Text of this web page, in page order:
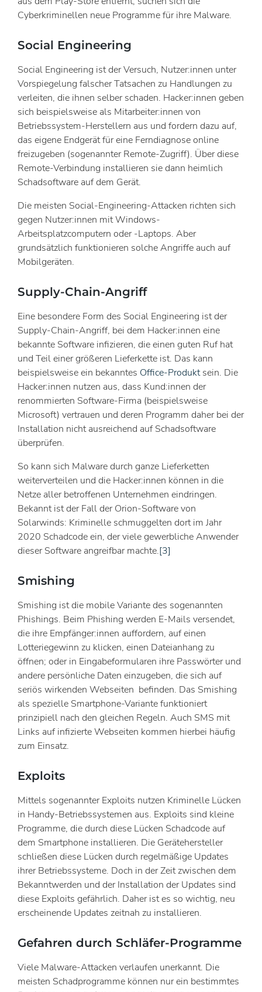
Cyberkriminellen neue Programme für ihre Malware.
Social Engineering
Social Engineering ist der Versuch, Nutzer:innen unter
Vorspiegelung falscher Tatsachen zu Handlungen zu
verleiten, die ihnen selber schaden. Hacker:innen geben
sich beispielsweise als Mitarbeiter:innen von
Betriebssystem-Herstellern aus und fordern dazu auf,
das eigene Endgerät für eine Ferndiagnose online
freizugeben (sogenannter Remote-Zugriff). Über diese
Remote-Verbindung installieren sie dann heimlich
Schadsoftware auf dem Gerät.
Die meisten Social-Engineering-Attacken richten sich
gegen Nutzer:innen mit Windows-
Arbeitsplatzcomputern oder -Laptops. Aber
grundsätzlich funktionieren solche Angriffe auch auf
Mobilgeräten.
Supply-Chain-Angriff
Eine besondere Form des Social Engineering ist der
Supply-Chain-Angriff, bei dem Hacker:innen eine
bekannte Software infizieren, die einen guten Ruf hat
und Teil einer größeren Lieferkette ist. Das kann
beispielsweise ein bekanntes Office-Produktsein. Die
Hacker:innen nutzen aus, dass Kund:innen der
renommierten Software-Firma (beispielsweise
Microsoft) vertrauen und deren Programm daher bei der
Installation nicht ausreichend auf Schadsoftware
überprüfen.
So kann sich Malware durch ganze Lieferketten
weiterverteilen und die Hacker:innen können in die
Netze aller betroffenen Unternehmen eindringen.
Bekannt ist der Fall der Orion-Software von
Solarwinds: Kriminelle schmuggelten dort im Jahr
2020 Schadcode ein, der viele gewerbliche Anwender
dieser Software angreifbar machte.[3]
Smishing
Smishing ist die mobile Variante des sogenannten
Phishings. Beim Phishing werden E-Mails versendet,
die ihre Empfänger:innen auffordern, auf einen
Lotteriegewinn zu klicken, einen Dateianhang zu
öffnen; oder in Eingabeformularen ihre Passwörter und
andere persönliche Daten einzugeben, die sich auf
seriös wirkenden Webseiten befinden. Das Smishing
als spezielle Smartphone-Variante funktioniert
prinzipiell nach den gleichen Regeln. Auch SMS mit
Links auf infizierte Webseiten kommen hierbei häufig
zum Einsatz.
Exploits
Mittels sogenannter Exploits nutzen Kriminelle Lücken
in Handy-Betriebssystemen aus. Exploits sind kleine
Programme, die durch diese Lücken Schadcode auf
dem Smartphone installieren. Die Gerätehersteller
schließen diese Lücken durch regelmäßige Updates
ihrer Betriebssysteme. Doch in der Zeit zwischen dem
Bekanntwerden und der Installation der Updates sind
diese Exploits gefährlich. Daher ist es so wichtig, neu
erscheinende Updates zeitnah zu installieren.
Gefahren durch Schläfer-Programme
Viele Malware-Attacken verlaufen unerkannt. Die
meisten Schadprogramme können nur ein bestimmtes